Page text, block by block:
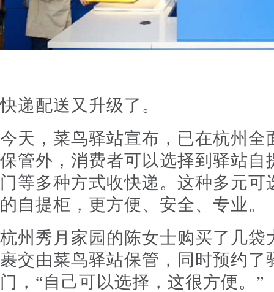
快递配送又升级了。
今天，菜鸟驿站宣布，已在杭州
保管外，消费者可以选择到驿站
门等多种方式收快递。这种多元
的自提柜，更方便、安全、专业。
杭州秀月家园的陈女士购买了几
裹交由菜鸟驿站保管，同时预约了
门，“自己可以选择，这很方便。”